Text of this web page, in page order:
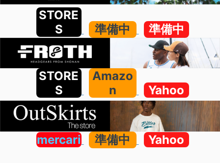
STORE
S
準備中 準備中
STORE
S
Amazo
n
Yahoo
mercari 準備中 Yahoo